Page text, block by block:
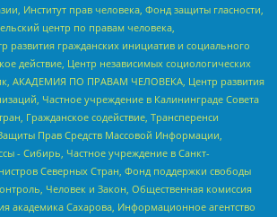
Институт прав человека, Фонд защиты гласности,
центр по правам человека,
развития гражданских инициатив и социального
действие, Центр независимых социологических
АКАДЕМИЯ ПО ПРАВАМ ЧЕЛОВЕКА, Центр развития
Частное учреждение в Калининграде Совета
Гражданское содействие, Трансперенси
Прав Средств Массовой Информации,
- Сибирь, Частное учреждение в Санкт-
Северных Стран, Фонд поддержки свободы
Человек и Закон, Общественная комиссия
академика Сахарова, Информационное агентство